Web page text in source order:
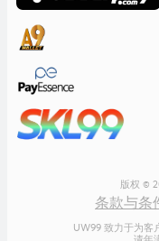
版权 ©
条款与条
UW99 致力于为客